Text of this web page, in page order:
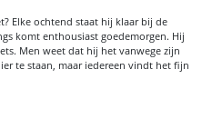
Elke ochtend staat hij klaar bij de
komt enthousiast goedemorgen. Hij
Men weet dat hij het vanwege zijn
te staan, maar iedereen vindt het fijn